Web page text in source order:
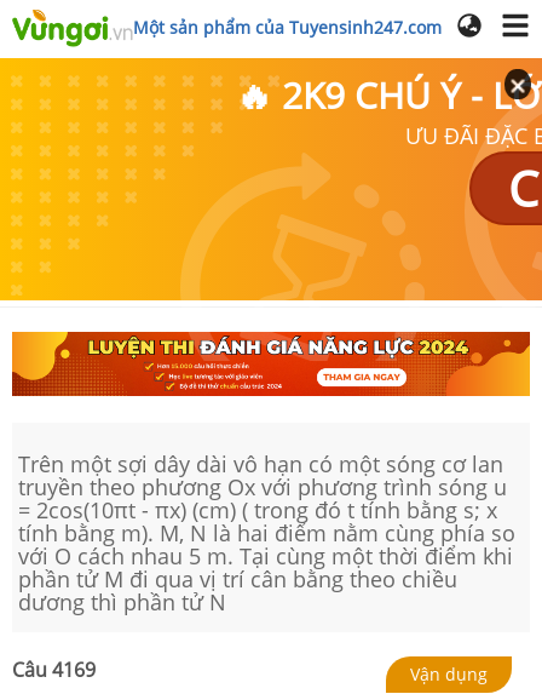
Một sản phẩm của Tuyensinh247.com
🔥 2K9 CHÚ Ý -
ƯU ĐÃI ĐẶC
Trên một sợi dây dài vô hạn có một sóng cơ lan
truyền theo phương Ox với phương trình sóng u
= 2cos(10πt - πx) (cm) ( trong đó t tính bằng s; x
tính bằng m). M, N là hai điểm nằm cùng phía so
với O cách nhau 5 m. Tại cùng một thời điểm khi
phần tử M đi qua vị trí cân bằng theo chiều
dương thì phần tử N
Câu 4169 Vận dụng